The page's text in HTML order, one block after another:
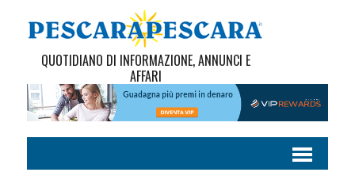
QUOTIDIANO DI INFORMAZIONE, ANNUNCI E
AFFARI